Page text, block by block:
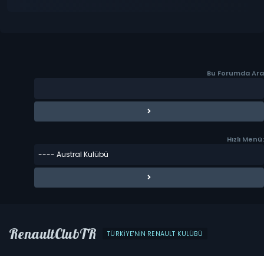
Bu Forumda Ara
Hızlı Menü:
RenaultClubTR TÜRKIYE'NIN RENAULT KULÜBÜ